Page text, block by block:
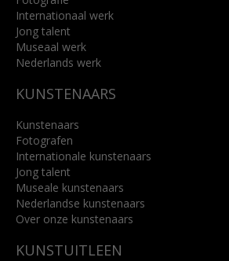
Internationaal werk
Jong talent
Museaal werk
Nederlands werk
KUNSTENAARS
Kunstenaars
Fotografen
Internationale kunstenaars
Jong talent
Museale kunstenaars
Nederlandse kunstenaars
Over onze kunstenaars
KUNSTUITLEEN